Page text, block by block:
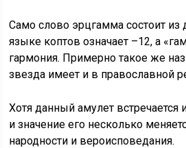
Само слово эрцгамма состоит из
языке коптов означает –12, а
гармония. Примерно такое же
звезда имеет и в православной
Хотя данный амулет встречается
и значение его несколько
народности и вероисповедания.